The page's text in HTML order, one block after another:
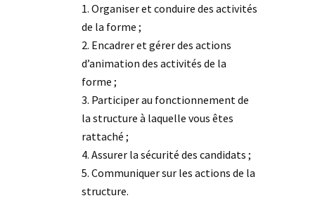
Organiser et conduire des activités
de la forme ;
Encadrer et gérer des actions
d’animation des activités de la
forme ;
Participer au fonctionnement de
la structure à laquelle vous êtes
rattaché ;
Assurer la sécurité des candidats ;
Communiquer sur les actions de la
structure.